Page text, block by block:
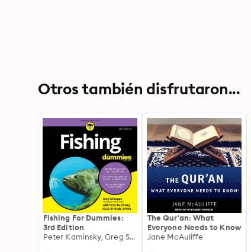
Otros también disfrutaron...
Fishing For Dummies:
3rd Edition
Peter Kaminsky, Greg Schwipps
The Qur'an: What
Everyone Needs to Know
Jane McAuliffe